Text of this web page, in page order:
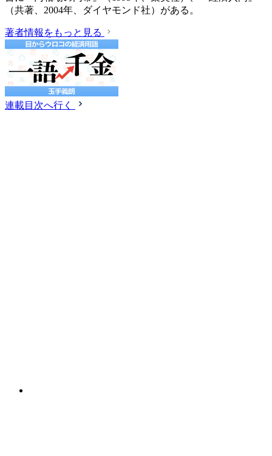
（共著、2004年、ダイヤモンド社）がある。
著者情報をもっと見る
連載目次へ行く